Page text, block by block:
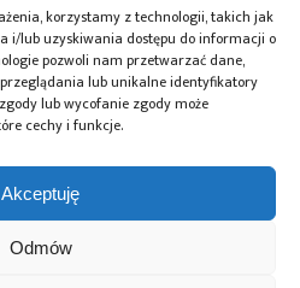
korzystamy z technologii, takich jak
i/lub uzyskiwania dostępu do informacji o
pozwoli nam przetwarzać dane,
lub unikalne identyfikatory
lub wycofanie zgody może
cechy i funkcje.
Akceptuję
Odmów
,news